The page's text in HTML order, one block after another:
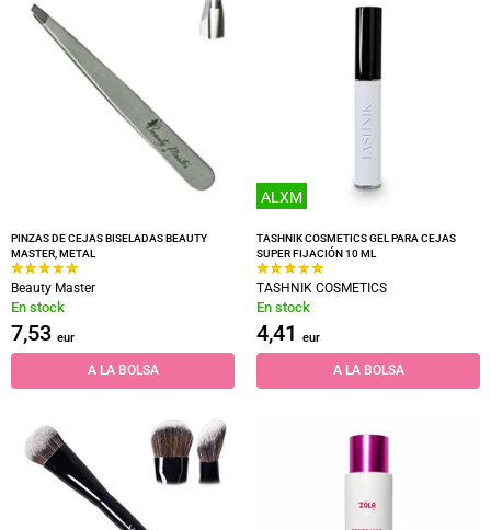
PINZAS DE CEJAS BISELADAS BEAUTY
MASTER, METAL
Beauty Master
En stock
7,53 eur
A LA BOLSA
ALXM
TASHNIK COSMETICS GEL PARA CEJAS
SUPER FIJACIÓN 10 ML
TASHNIK COSMETICS
En stock
4,41 eur
A LA BOLSA